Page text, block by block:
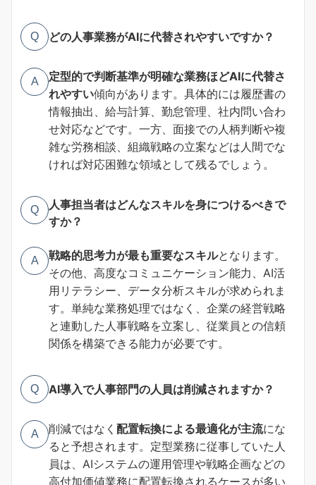
Q どの人事業務がAIに代替されやすいですか？
A
定型的で判断基準が明確な業務ほどAIに代替さ
れやすい傾向があります。具体的には履歴書の
情報抽出、給与計算、勤怠管理、社内問い合わ
せ対応などです。一方、面接での人柄判断や複
雑な労務相談、組織戦略の立案などは人間でな
ければ対応困難な領域として残るでしょう。
Q
人事担当者はどんなスキルを身につけるべきで
すか？
A 戦略的思考力が最も重要なスキルとなります。
その他、高度なコミュニケーション能力、AI活
用リテラシー、データ分析スキルが求められま
す。単純な業務処理ではなく、企業の経営戦略
と連動した人事戦略を立案し、従業員との信頼
関係を構築できる能力が必要です。
Q AI導入で人事部門の人員は削減されますか？
A 削減ではなく 配置転換による最適化が主流にな
ると予想されます。定型業務に従事していた人
員は、AIシステムの運用管理や戦略企画などの
高付加価値業務に配置転換されるケースが多い